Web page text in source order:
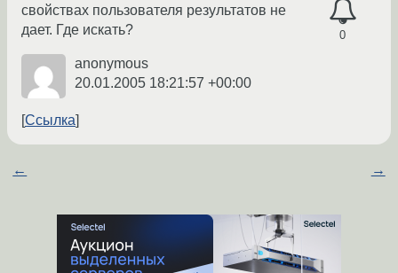
0
свойствах пользователя результатов не
дает. Где искать?
anonymous
20.01.2005 18:21:57 +00:00
Ссылка
← →